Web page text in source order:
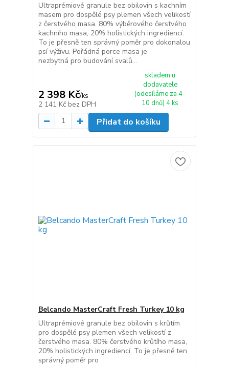
Ultraprémiové granule bez obilovin s kachním
masem pro dospělé psy plemen všech velikostí
z čerstvého masa. 80% výběrového čerstvého
kachního masa, 20% holistických ingrediencí.
To je přesně ten správný poměr pro dokonalou
psí výživu. Pořádná porce masa je
nezbytná pro budování svalů...
2 398 Kč/ks
2 141 Kč bez DPH
skladem u
dodavatele
(odesíláme za 4-
10 dnů) 4 ks
Přidat do košíku
Belcando MasterCraft Fresh Turkey 10 kg
Ultraprémiové granule bez obilovin s krůtím
pro dospělé psy plemen všech velikostí z
čerstvého masa. 80% čerstvého krůtího masa,
20% holistických ingrediencí. To je přesně ten
správný poměr pro